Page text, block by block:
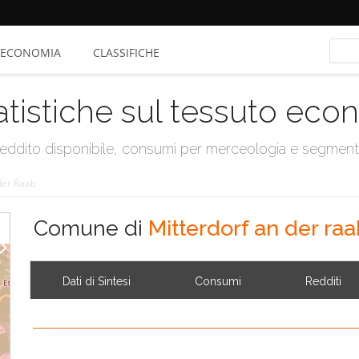
ECONOMIA CLASSIFICHE
sul tessuto
disponibile, consumi per merceologia e
Raab
Comune di Mitterdorf an der
Dati di Sintesi Consumi Redditi